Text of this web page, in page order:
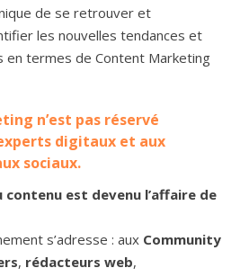
de se retrouver et
les nouvelles tendances et
en termes de Content Marketing
n’est pas réservé
digitaux et aux
sociaux.
contenu est devenu l’affaire de
s’adresse : aux Community
, rédacteurs web,